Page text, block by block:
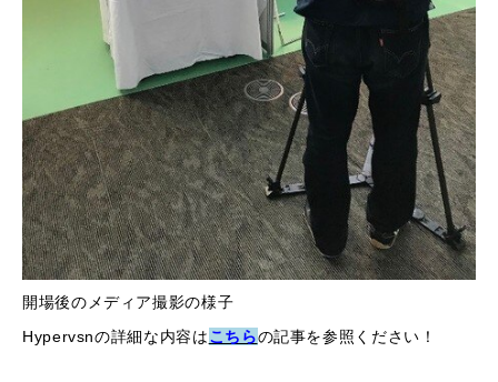
開場後のメディア撮影の様子
Hypervsnの詳細な内容はこちらの記事を参照ください！